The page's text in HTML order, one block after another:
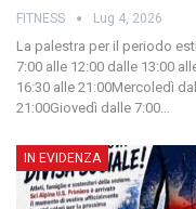
FITNESS Lug 4, 2026
La palestra per il periodo
7:00 alle 12:00 dalle 13:00
16:30 alle 21:00Mercoledì
21:00Giovedì dalle 7:00…
IN EVIDENZA